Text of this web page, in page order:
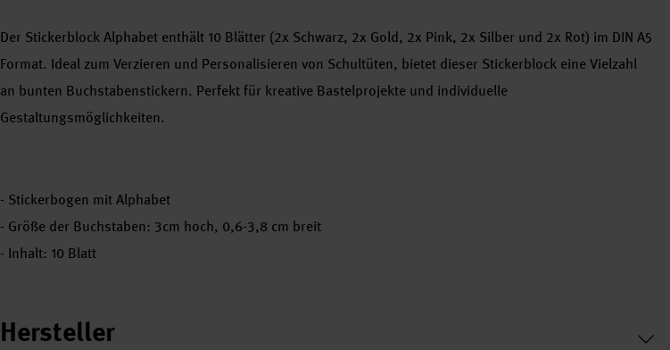
Der Stickerblock Alphabet enthält 10 Blätter (2x Schwarz, 2x Gold, 2x Pink, 2x Silber und 2x Rot) im DIN A5
Format. Ideal zum Verzieren und Personalisieren von Schultüten, bietet dieser Stickerblock eine Vielzahl
an bunten Buchstabenstickern. Perfekt für kreative Bastelprojekte und individuelle
Gestaltungsmöglichkeiten.
- Stickerbogen mit Alphabet
- Größe der Buchstaben: 3cm hoch, 0,6-3,8 cm breit
- Inhalt: 10 Blatt
Hersteller